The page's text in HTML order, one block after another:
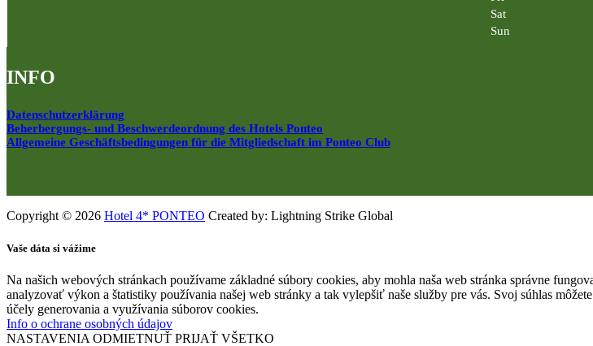
Sat
Sun
INFO
Datenschutzerklärung
Beherbergungs- und Beschwerdeordnung des Hotels Ponteo
Allgemeine Geschäftsbedingungen für die Mitgliedschaft im Ponteo Club
Copyright © 2026 Hotel 4* PONTEO Created by: Lightning Strike Global
Vaše dáta si vážime
Na našich webových stránkach používame základné súbory cookies, aby mohla naša web stránka správne
analyzovať výkon a štatistiky používania našej web stránky a tak vylepšiť naše služby pre vás. Svoj súhlas
účely generovania a využívania súborov cookies.
Info o ochrane osobných údajov
NASTAVENIA ODMIETNUŤ PRIJAŤ VŠETKO